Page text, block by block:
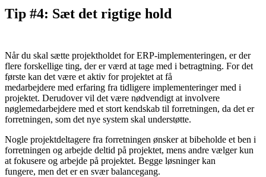
Tip #4: Sæt det rigtige hold
Når du skal sætte projektholdet for ERP-implementeringen, er der
flere forskellige ting, der er værd at tage med i betragtning. For det
første kan det være et aktiv for projektet at få
medarbejdere med erfaring fra tidligere implementeringer med i
projektet. Derudover vil det være nødvendigt at involvere
nøglemedarbejdere med et stort kendskab til forretningen, da det er
forretningen, som det nye system skal understøtte.
Nogle projektdeltagere fra forretningen ønsker at bibeholde et ben i
forretningen og arbejde deltid på projektet, mens andre vælger kun
at fokusere og arbejde på projektet. Begge løsninger kan
fungere, men det er en svær balancegang.